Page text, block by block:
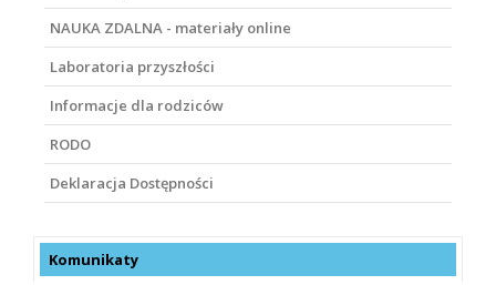
NAUKA ZDALNA - materiały online
Laboratoria przyszłości
Informacje dla rodziców
RODO
Deklaracja Dostępności
Komunikaty